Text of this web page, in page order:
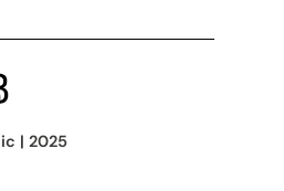
| 2025